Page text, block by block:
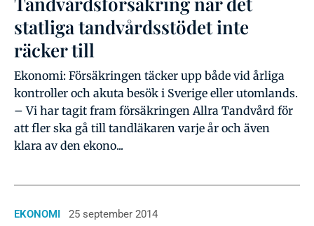
statliga tandvårdsstödet inte
räcker till
Ekonomi: Försäkringen täcker upp både vid årliga
kontroller och akuta besök i Sverige eller utomlands.
– Vi har tagit fram försäkringen Allra Tandvård för
att fler ska gå till tandläkaren varje år och även
klara av den ekono...
EKONOMI 25 september 2014